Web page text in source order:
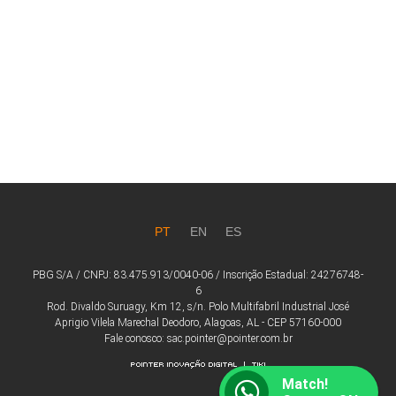
PT EN ES
PBG S/A / CNPJ: 83.475.913/0040-06 / Inscrição Estadual: 24276748-
6
Rod. Divaldo Suruagy, Km 12, s/n. Polo Multifabril Industrial José
Aprigio Vilela Marechal Deodoro, Alagoas, AL - CEP 57160-000
Fale conosco: sac.pointer@pointer.com.br
Match!